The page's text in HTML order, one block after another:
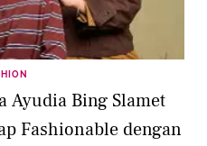
Ayudia Bing Slamet
Fashionable dengan